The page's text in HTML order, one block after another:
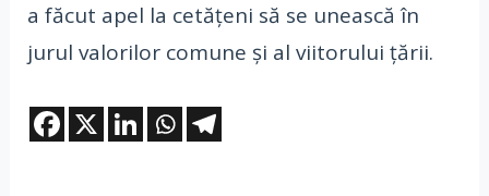
a făcut apel la cetățeni să se unească în
jurul valorilor comune și al viitorului țării.